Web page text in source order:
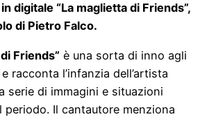
digitale “La maglietta di Friends”,
di Pietro Falco.
Friends” è una sorta di inno agli
racconta l’infanzia dell’artista
serie di immagini e situazioni
periodo. Il cantautore menziona